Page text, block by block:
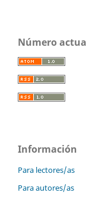
Número
Información
Para lectores/as
Para autores/as